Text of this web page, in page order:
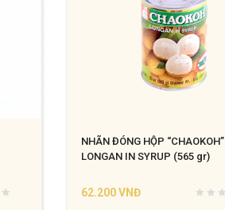
NHÃN ĐÓNG HỘP “CHAOKOH”
LONGAN IN SYRUP (565 gr)
62.200VNĐ